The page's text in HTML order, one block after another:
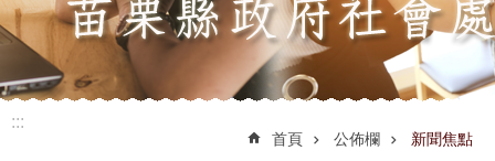
業
務
介
社
:::
首頁 公佈欄 新聞焦點